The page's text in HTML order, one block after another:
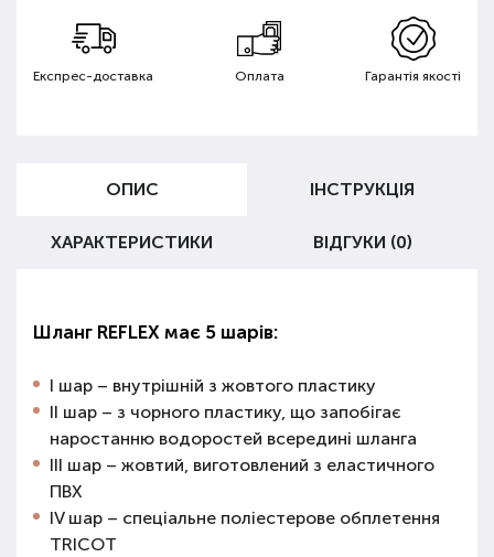
Експрес-доставка Оплата Гарантія якості
ОПИС ІНСТРУКЦІЯ
ХАРАКТЕРИСТИКИ ВІДГУКИ (0)
Шланг REFLEX має 5 шарів:
I шар – внутрішній з жовтого пластику
II шар – з чорного пластику, що запобігає
наростанню водоростей всередині шланга
III шар – жовтий, виготовлений з еластичного
ПВХ
IV шар – спеціальне поліестерове обплетення
TRICOT